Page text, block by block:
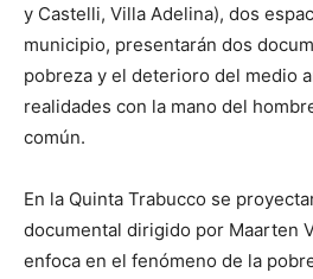
y Castelli, Villa Adelina), dos
municipio, presentarán dos
pobreza y el deterioro del medio
realidades con la mano del
común.
En la Quinta Trabucco se
documental dirigido por Maarten
enfoca en el fenómeno de la